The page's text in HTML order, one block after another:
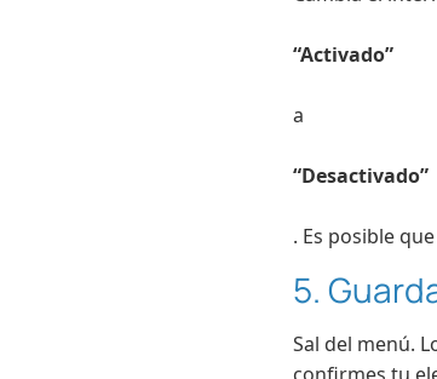
“Activado”
a
“Desactivado”
. Es posible
5.
Sal del menú.